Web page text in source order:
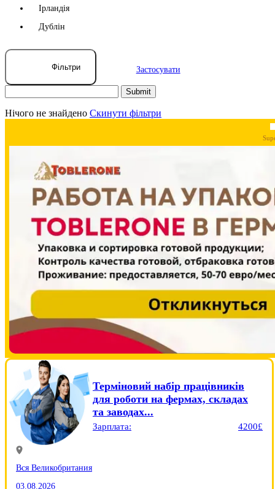
Ірландія
Дублін
Фільтри Застосувати
Нічого не знайдено Скинути фільтри
Терміновий набір працівників
для роботи на фермах, складах
та заводах...
Зарплата: 4200£
Вся Великобритания
03.08.2026